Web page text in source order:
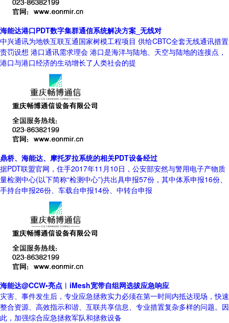
海能达港口PDT数字集群通信系统解决方案_无线对
中兴通讯为地铁互联互通国家树模工程项目 供给CBTC全套无线通讯措置
责罚设想 港口通讯需求理会 港口是海洋与陆地、天空与陆地的连接点，
港口与港口经济的生动增长了人类社会的提
鼎桥、海能达、摩托罗拉系统的相关PDT设备经过
据PDT联盟官网，住手2017年11月10日，公安部安然与警用电子产物质
量检测中心(以下简称“检测中心”)共出具申报57份，其中体系申报16份、
手持台申报26份、车载台申报14份、中转台申报
海能达@CCW•亮点︱iMesh宽带自组网选拔应急响应
灾害、事件发生后，专业应急拯救实力必须在第一时间内抵达现场，快速
整合资源、高效指示和谐、互联共享信息、专业措置复杂多样的问题。因
此，加强综合应急拯救军队和拯救设备